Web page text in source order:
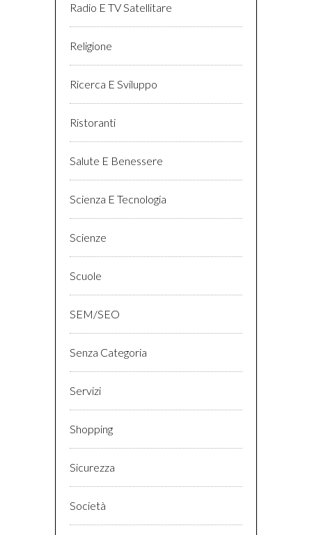
Radio E TV Satellitare
Religione
Ricerca E Sviluppo
Ristoranti
Salute E Benessere
Scienza E Tecnologia
Scienze
Scuole
SEM/SEO
Senza Categoria
Servizi
Shopping
Sicurezza
Società